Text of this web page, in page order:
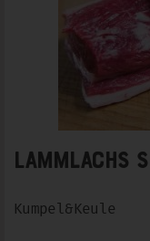
Lammlachs
Kumpel&Keule